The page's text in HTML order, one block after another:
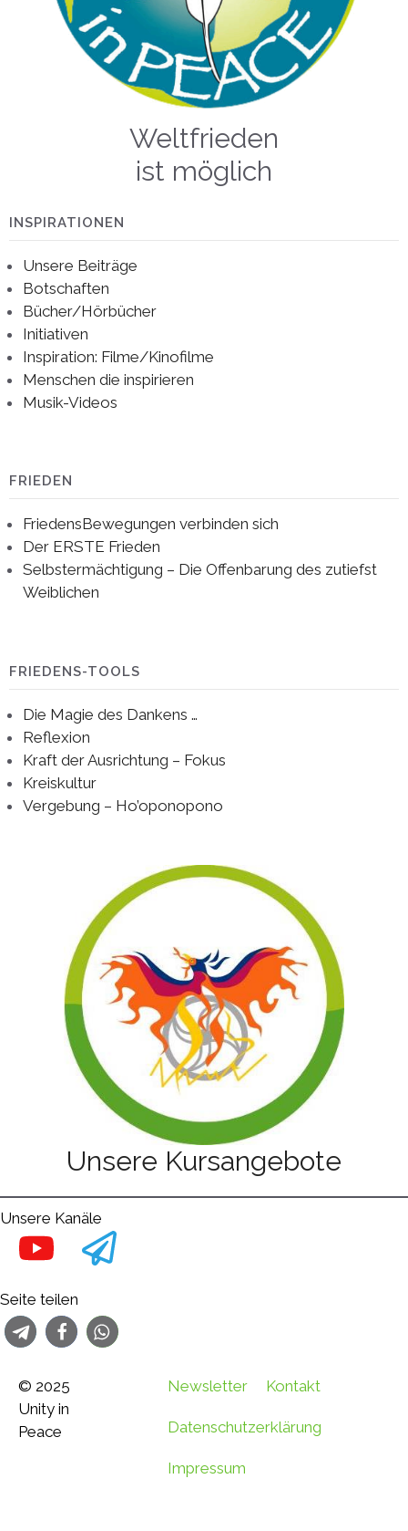
Weltfrieden
ist möglich
INSPIRATIONEN
Unsere Beiträge
Botschaften
Bücher/Hörbücher
Initiativen
Inspiration: Filme/Kinofilme
Menschen die inspirieren
Musik-Videos
FRIEDEN
FriedensBewegungen verbinden sich
Der ERSTE Frieden
Selbstermächtigung – Die Offenbarung des zutiefst
Weiblichen
FRIEDENS-TOOLS
Die Magie des Dankens …
Reflexion
Kraft der Ausrichtung – Fokus
Kreiskultur
Vergebung – Ho’oponopono
Unsere Kursangebote
Unsere Kanäle
Seite teilen
© 2025
Unity in
Peace
Newsletter Kontakt
Datenschutzerklärung
Impressum